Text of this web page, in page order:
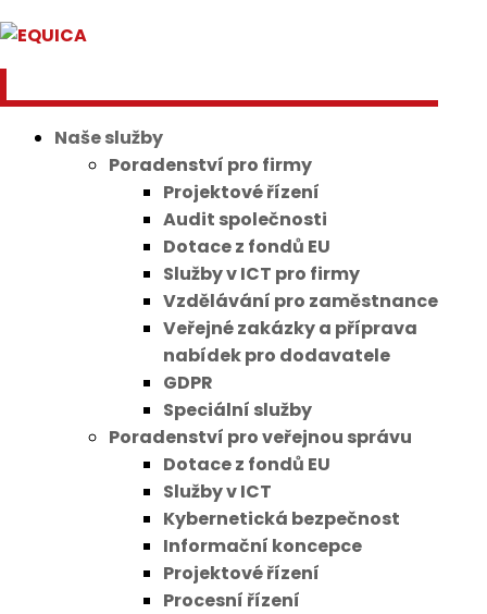
Naše služby
Poradenství pro firmy
Projektové řízení
Audit společnosti
Dotace z fondů EU
Služby v ICT pro firmy
Vzdělávání pro zaměstnance
Veřejné zakázky a příprava
nabídek pro dodavatele
GDPR
Speciální služby
Poradenství pro veřejnou správu
Dotace z fondů EU
Služby v ICT
Kybernetická bezpečnost
Informační koncepce
Projektové řízení
Procesní řízení